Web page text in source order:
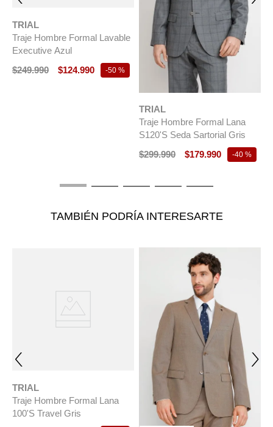
TRIAL
Traje Hombre Formal Lavable
Executive Azul
$249.990 $124.990 -50 %
TRIAL
Traje Hombre Formal Lana
S120'S Seda Sartorial Gris
$299.990 $179.990 -40 %
TAMBIÉN PODRÍA INTERESARTE
TRIAL
Traje Hombre Formal Lana
100'S Travel Gris